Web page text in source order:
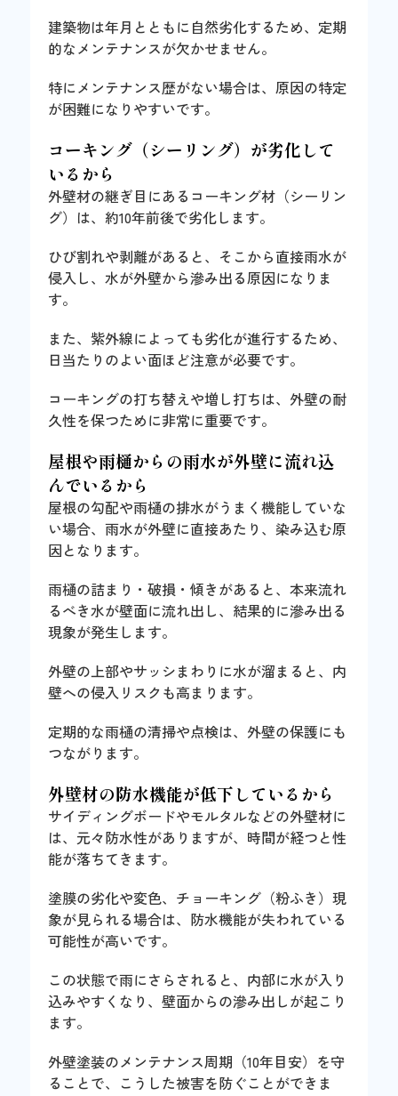
建築物は年月とともに自然劣化するため、定期
的なメンテナンスが欠かせません。
特にメンテナンス歴がない場合は、原因の特定
が困難になりやすいです。
コーキング（シーリング）が劣化して
いるから
外壁材の継ぎ目にあるコーキング材（シーリン
グ）は、約10年前後で劣化します。
ひび割れや剥離があると、そこから直接雨水が
侵入し、水が外壁から滲み出る原因になりま
す。
また、紫外線によっても劣化が進行するため、
日当たりのよい面ほど注意が必要です。
コーキングの打ち替えや増し打ちは、外壁の耐
久性を保つために非常に重要です。
屋根や雨樋からの雨水が外壁に流れ込
んでいるから
屋根の勾配や雨樋の排水がうまく機能していな
い場合、雨水が外壁に直接あたり、染み込む原
因となります。
雨樋の詰まり・破損・傾きがあると、本来流れ
るべき水が壁面に流れ出し、結果的に滲み出る
現象が発生します。
外壁の上部やサッシまわりに水が溜まると、内
壁への侵入リスクも高まります。
定期的な雨樋の清掃や点検は、外壁の保護にも
つながります。
外壁材の防水機能が低下しているから
サイディングボードやモルタルなどの外壁材に
は、元々防水性がありますが、時間が経つと性
能が落ちてきます。
塗膜の劣化や変色、チョーキング（粉ふき）現
象が見られる場合は、防水機能が失われている
可能性が高いです。
この状態で雨にさらされると、内部に水が入り
込みやすくなり、壁面からの滲み出しが起こり
ます。
外壁塗装のメンテナンス周期（10年目安）を守
ることで、こうした被害を防ぐことができま